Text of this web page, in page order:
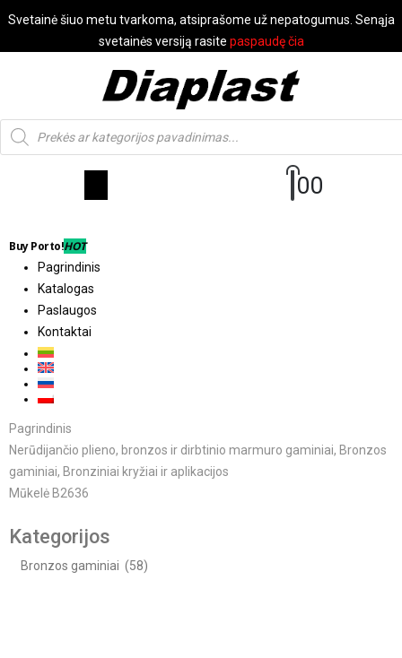
Svetainė šiuo metu tvarkoma, atsiprašome už nepatogumus. Senąja
svetainės versiją rasite paspaudę čia
00
Buy Porto!HOT
Pagrindinis
Katalogas
Paslaugos
Kontaktai
Pagrindinis
Nerūdijančio plieno, bronzos ir dirbtinio marmuro gaminiai, Bronzos
gaminiai, Bronziniai kryžiai ir aplikacijos
Mūkelė B2636
Kategorijos